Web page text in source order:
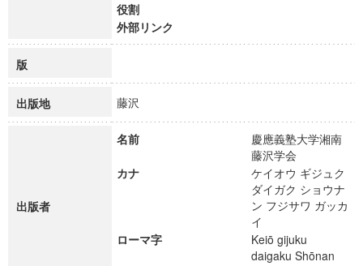
役割
外部リンク
版
出版地 藤沢
出版者
名前
慶應義塾大学湘南
藤沢学会
カナ
ケイオウ ギジュク
ダイガク ショウナ
ン フジサワ ガッカ
イ
ローマ字
Keiō gijuku
daigaku Shōnan